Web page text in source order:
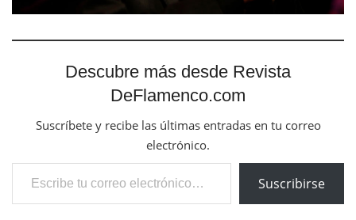
Descubre más desde Revista
DeFlamenco.com
Suscríbete y recibe las últimas entradas en tu correo
electrónico.
Escribe tu correo electrónico…
Suscribirse